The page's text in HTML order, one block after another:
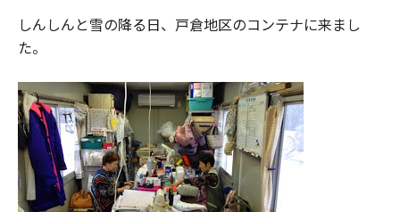
しんしんと雪の降る日、戸倉地区のコンテナに来まし
た。